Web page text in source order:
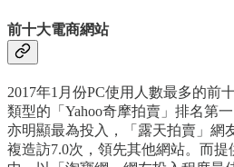
前十大電商網站
2017年1月份PC使用人數最多的前
類型的「Yahoo奇摩拍賣」排名第
亦明顯最為投入，「露天拍賣」網
複造訪7.0次，領先其他網站。而